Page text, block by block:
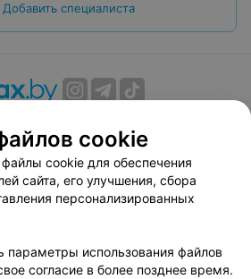
Добавить специалиста
договор
Способы оплаты
по использованию сервиса
«Афиша»
соглашение
вопросам сотрудничества
cookie
cookie для обеспечения
сайта, его улучшения, сбора
персонализированных
параметры использования файлов
согласие в более позднее время.